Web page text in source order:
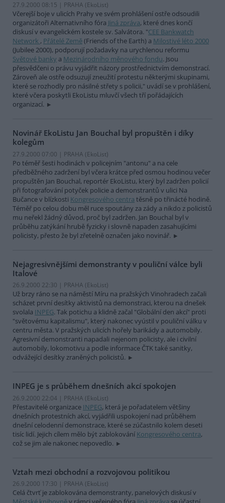
27.9.2000 08:15 | PRAHA (EkoList)
Včerejší boje v ulicích Prahy ve svém prohlášení ostře odsoudili
organizátoři Alternativního fóra Jiná zpráva, které dnes končí
diskusí v evangelickém kostele sv. Salvátora. "CEE Bankwatch
Network , Přátelé Země(Friends of the Earth) a Milostivé léto 2000
(Jubilee 2000), podporují požadavky na urychlenou reformu
Světové banky a Mezinárodního měnového fondu. Jsou
přesvědčeni o právu vyjádřit názory prostřednictvím demonstrací.
Zároveň ale ostře odsuzují zneužití protestu některými skupinami,
které se rozhodly pro násilné střety s policii," uvádí se v prohlášení,
které včera poskytli EkoListu mluvčí všech tří pořádajících
organizací.
Novinář EkoListu Jan Bouchal byl propuštěn i díky
kolegům
27.9.2000 07:00 | PRAHA (EkoList)
Po téměř šesti hodinách v policejním "antonu" a na cele
předběžného zadržení byl včera krátce před osmou hodinou večer
propuštěn Jan Bouchal, reportér EkoListu, který byl zadržen policií
při fotografování potyček policie a demonstrantů v ulici Na
Bučance v blízkosti Kongresového centra těsně po třinácté hodině.
Téměř po celou dobu měl ruce spoutány za zády a nikdo z policistů
mu neřekl žádný důvod, proč byl zadržen. Jan Bouchal byl v
průběhu zatýkání hrubě fyzicky i slovně napaden zasahujícími
policisty, přesto že byl zřetelně označen jako novinář.
Nejagresivnějšími demonstranty v pouliční válce byli
Italové
26.9.2000 22:30 | PRAHA (EkoList)
Už brzy ráno se na náměstí Míru na pražských Vinohradech začali
scházet první desítky aktivistů na demonstraci, kterou na dnešek
svolala INPEG. Tak potichu a klidně začal "Globální den akcí" proti
"světovému kapitalismu", který nakonec vyústil v pouliční válku v
centru města. V pražských ulicích hořely barikády a automobily.
Agresivní demonstranti napadali nejenom policisty, ale i civilní
automobily, lokomotivu a podle informace ČTK také sanitky,
odvážející desítky zraněných policistů.
INPEG je s průběhem dnešních akcí spokojen
26.9.2000 22:04 | PRAHA (EkoList)
Přestavitelé organizace INPEG, která je pořadatelem většiny
dnešních protestních akcí, vyjádřili uspokojení nad průběhem
dnešní celodenní demonstrace, které se zúčastnilo kolem deseti
tisíc lidí. Jejich cílem mělo být zablokování Kongresového centra,
což se jim ale nakonec nepovedlo.
Vztah mezi obchodní a rozvojovou politikou
26.9.2000 17:30 | PRAHA (EkoList)
Celá čtvrť je zablokována demonstranty, panelových diskusí v